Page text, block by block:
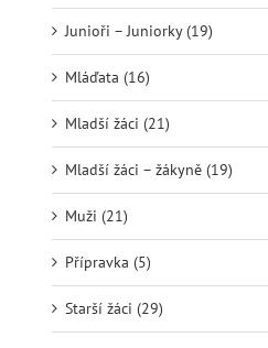
Junioři – Juniorky (19)
Mláďata (16)
Mladší žáci (21)
Mladší žáci – žákyně (19)
Muži (21)
Přípravka (5)
Starší žáci (29)